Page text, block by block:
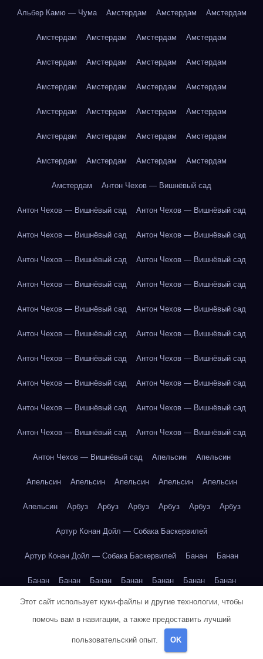
Альбер Камю — Чума Амстердам Амстердам Амстердам
Амстердам Амстердам Амстердам Амстердам
Амстердам Амстердам Амстердам Амстердам
Амстердам Амстердам Амстердам Амстердам
Амстердам Амстердам Амстердам Амстердам
Амстердам Амстердам Амстердам Амстердам
Амстердам Амстердам Амстердам Амстердам
Амстердам Антон Чехов — Вишнёвый сад
Антон Чехов — Вишнёвый сад Антон Чехов — Вишнёвый сад
Антон Чехов — Вишнёвый сад Антон Чехов — Вишнёвый сад
Антон Чехов — Вишнёвый сад Антон Чехов — Вишнёвый сад
Антон Чехов — Вишнёвый сад Антон Чехов — Вишнёвый сад
Антон Чехов — Вишнёвый сад Антон Чехов — Вишнёвый сад
Антон Чехов — Вишнёвый сад Антон Чехов — Вишнёвый сад
Антон Чехов — Вишнёвый сад Антон Чехов — Вишнёвый сад
Антон Чехов — Вишнёвый сад Антон Чехов — Вишнёвый сад
Антон Чехов — Вишнёвый сад Антон Чехов — Вишнёвый сад
Антон Чехов — Вишнёвый сад Антон Чехов — Вишнёвый сад
Антон Чехов — Вишнёвый сад Апельсин Апельсин
Апельсин Апельсин Апельсин Апельсин Апельсин
Апельсин Арбуз Арбуз Арбуз Арбуз Арбуз Арбуз
Артур Конан Дойл — Собака Баскервилей
Артур Конан Дойл — Собака Баскервилей Банан Банан
Банан Банан Банан Банан Банан Банан Банан
Банан Банан Банан Бангкок Бангкок Бангкок Бангкок
Бангкок
Бангкок
Этот сайт использует куки-файлы и другие технологии, чтобы
помочь вам в навигации, а также предоставить лучший
пользовательский опыт. OK